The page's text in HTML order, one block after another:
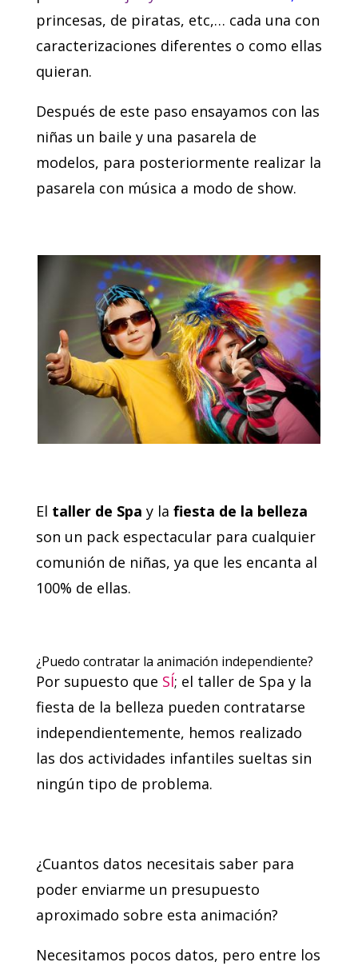
princesas, de piratas, etc,… cada una con
caracterizaciones diferentes o como ellas
quieran.
Después de este paso ensayamos con las
niñas un baile y una pasarela de
modelos, para posteriormente realizar la
pasarela con música a modo de show.
El taller de Spa y la fiesta de la belleza
son un pack espectacular para cualquier
comunión de niñas, ya que les encanta al
100% de ellas.
¿Puedo contratar la animación independiente?
Por supuesto que SÍ; el taller de Spa y la
fiesta de la belleza pueden contratarse
independientemente, hemos realizado
las dos actividades infantiles sueltas sin
ningún tipo de problema.
¿Cuantos datos necesitais saber para
poder enviarme un presupuesto
aproximado sobre esta animación?
Necesitamos pocos datos, pero entre los